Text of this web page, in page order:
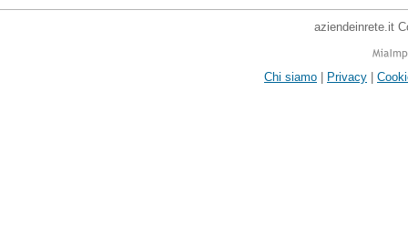
aziendeinrete.it
Chi siamo | Privacy |